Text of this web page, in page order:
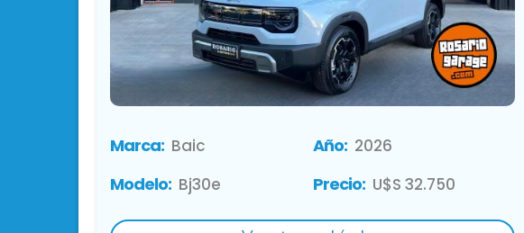
Marca: Baic
Modelo: Bj30e
Año: 2026
Precio: U$S 32.750